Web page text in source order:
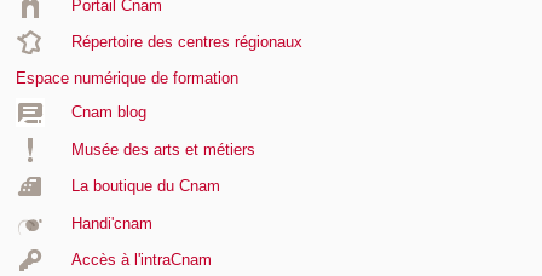
Portail Cnam
Répertoire des centres régionaux
Espace numérique de formation
Cnam blog
Musée des arts et métiers
La boutique du Cnam
Handi'cnam
Accès à l'intraCnam